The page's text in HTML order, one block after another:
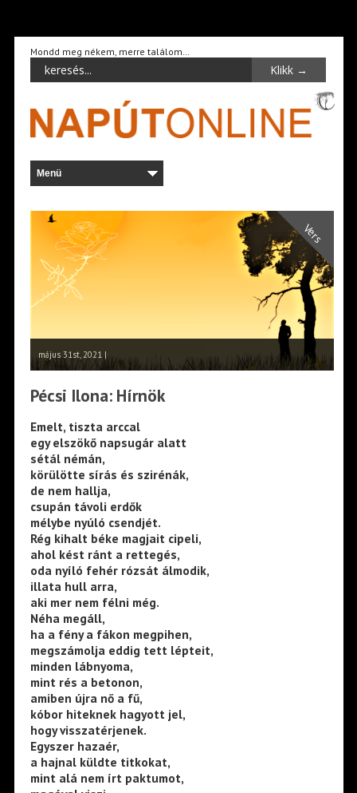
Mondd meg nékem, merre találom…
Vers
május 31st, 2021 |
Pécsi Ilona: Hírnök
Emelt, tiszta arccal
egy elszökő napsugár alatt
sétál némán,
körülötte sírás és szirénák,
de nem hallja,
csupán távoli erdők
mélybe nyúló csendjét.
Rég kihalt béke magjait cipeli,
ahol kést ránt a rettegés,
oda nyíló fehér rózsát álmodik,
illata hull arra,
aki mer nem félni még.
Néha megáll,
ha a fény a fákon megpihen,
megszámolja eddig tett lépteit,
minden lábnyoma,
mint rés a betonon,
amiben újra nő a fű,
kóbor hiteknek hagyott jel,
hogy visszatérjenek.
Egyszer hazaér,
a hajnal küldte titkokat,
mint alá nem írt paktumot,